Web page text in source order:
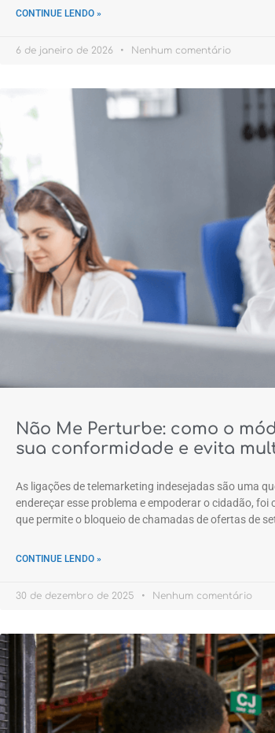
CONTINUE LENDO »
6 de janeiro de 2026 Nenhum comentário
Não Me Perturbe: como o
sua conformidade e evita
As ligações de telemarketing indesejadas são uma
endereçar esse problema e empoderar o cidadão,
que permite o bloqueio de chamadas de ofertas de
CONTINUE LENDO »
30 de dezembro de 2025 Nenhum comentário